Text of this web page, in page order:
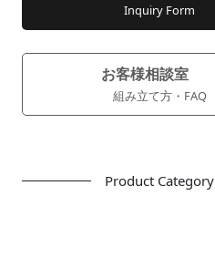
Inquiry Form
お客様相談室
組み立て方・FAQ
Product Category